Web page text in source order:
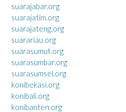
suarajabar.org
suarajatim.org
suarajateng.org
suarariau.org
suarasumut.org
suarasumbar.org
suarasumsel.org
konibekasi.org
konibali.org
konibanten.org